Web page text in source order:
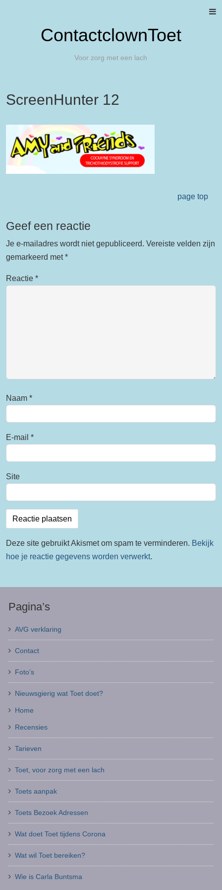
ContactclownToet
Voor zorg met een lach
ScreenHunter 12
page top
Geef een reactie
Je e-mailadres wordt niet gepubliceerd. Vereiste velden zijn
gemarkeerd met*
Reactie *
Naam *
E-mail *
Site
Deze site gebruikt Akismet om spam te verminderen. Bekijk
hoe je reactie gegevens worden verwerkt.
Pagina’s
AVG verklaring
Contact
Foto’s
Nieuwsgierig wat Toet doet?
Home
Recensies
Tarieven
Toet, voor zorg met een lach
Toets aanpak
Toets Bezoek Adressen
Wat doet Toet tijdens Corona
Wat wil Toet bereiken?
Wie is Carla Buntsma